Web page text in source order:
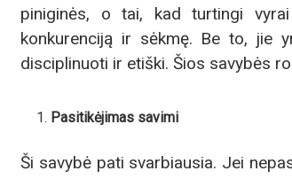
piniginės, o tai, kad turtingi
konkurenciją ir sėkmę. Be to, jie
disciplinuoti ir etiški. Šios savybės
Pasitikėjimas savimi
Ši savybė pati svarbiausia. Jei